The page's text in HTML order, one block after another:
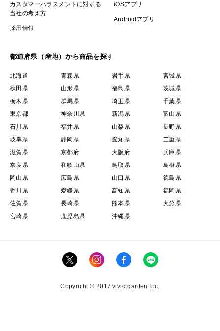
カスタマーハラスメントに対する
当社の考え方
採用情報
iOSアプリ
Androidアプリ
都道府県（産地）から商品を探す
北海道 青森県 岩手県
宮城県
秋田県
山形県 福島県
茨城県
栃木県
群馬県 埼玉県
千葉県
東京都
神奈川県 新潟県
富山県
石川県
福井県 山梨県
長野県
岐阜県
静岡県 愛知県
三重県
滋賀県
京都府 大阪府
兵庫県
奈良県
和歌山県 鳥取県
島根県
岡山県
広島県 山口県
徳島県
香川県
愛媛県 高知県
福岡県
佐賀県
長崎県 熊本県
大分県
宮崎県
鹿児島県 沖縄県
Copyright © 2017 vivid garden Inc.